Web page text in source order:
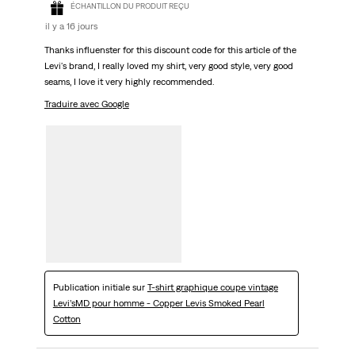
ÉCHANTILLON DU PRODUIT REÇU
il y a 16 jours
Thanks influenster for this discount code for this article of the
Levi's brand, I really loved my shirt, very good style, very good
seams, I love it very highly recommended.
Traduire avec Google
Publication initiale sur T-shirt graphique coupe vintage
Levi’sMD pour homme - Copper Levis Smoked Pearl
Cotton